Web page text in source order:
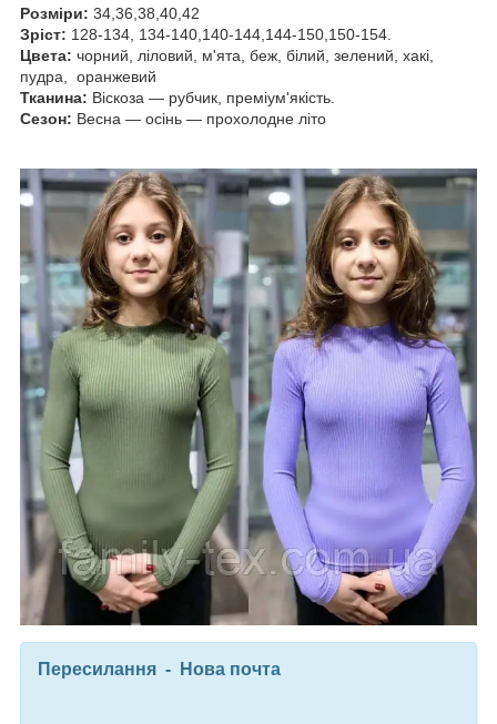
Розміри: 34,36,38,40,42
Зріст: 128-134, 134-140,140-144,144-150,150-154.
Цвета: чорний, ліловий, м'ята, беж, білий, зелений, хакі,
пудра, оранжевий
Тканина: Віскоза — рубчик, преміум'якість.
Сезон: Весна — осінь — прохолодне літо
Пересилання - Нова почта